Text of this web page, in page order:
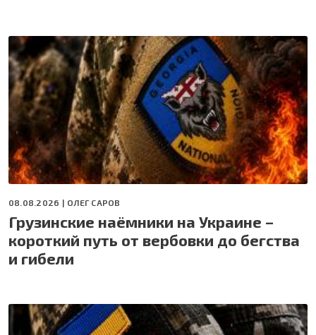
08.08.2026 | ОЛЕГ САРОВ
Грузинские наёмники на Украине –
короткий путь от вербовки до бегства
и гибели